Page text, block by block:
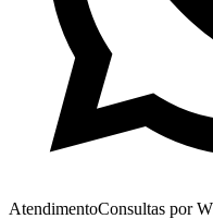
AtendimentoConsultas por